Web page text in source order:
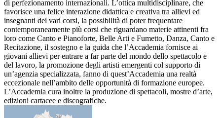
di perfezionamento internazionali. L’ottica multidisciplinare, che
favorisce una felice interazione didattica e creativa tra allievi ed
insegnanti dei vari corsi, la possibilità di poter frequentare
contemporaneamente più corsi che riguardano materie attinenti fra
loro come Canto e Pianoforte, Belle Arti e Fumetto, Danza, Canto e
Recitazione, il sostegno e la guida che l’Accademia fornisce ai
giovani allievi per entrare a far parte del mondo dello spettacolo e
del lavoro, la promozione degli artisti emergenti col supporto di
un’agenzia specializzata, fanno di quest’Accademia una realtà
eccezionale nell’ambito delle opportunità di formazione europee.
L’Accademia cura inoltre la produzione di spettacoli, mostre d’arte,
edizioni cartacee e discografiche.